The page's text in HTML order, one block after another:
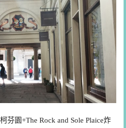
芬園+The Rock and Sole Plaice炸